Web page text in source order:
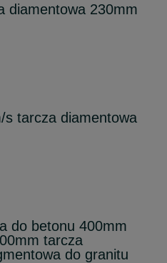
diamentowa 230mm
s tarcza diamentowa
do betonu 400mm
tarcza
do granitu